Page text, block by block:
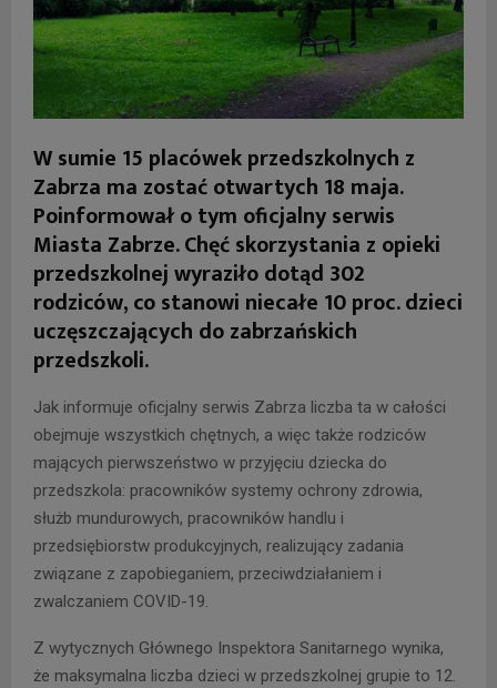
W sumie 15 placówek przedszkolnych z
Zabrza ma zostać otwartych 18 maja.
Poinformował o tym oficjalny serwis
Miasta Zabrze. Chęć skorzystania z opieki
przedszkolnej wyraziło dotąd 302
rodziców, co stanowi niecałe 10 proc. dzieci
uczęszczających do zabrzańskich
przedszkoli.
Jak informuje oficjalny serwis Zabrza liczba ta w całości
obejmuje wszystkich chętnych, a więc także rodziców
mających pierwszeństwo w przyjęciu dziecka do
przedszkola: pracowników systemy ochrony zdrowia,
służb mundurowych, pracowników handlu i
przedsiębiorstw produkcyjnych, realizujący zadania
związane z zapobieganiem, przeciwdziałaniem i
zwalczaniem COVID-19.
Z wytycznych Głównego Inspektora Sanitarnego wynika,
że maksymalna liczba dzieci w przedszkolnej grupie to 12.